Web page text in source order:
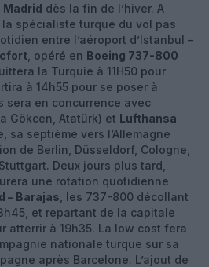
Madrid dès la fin de l’hiver. A
la spécialiste turque du vol pas
entre l’aéroport d’Istanbul –
, opéré en Boeing 737-800
la Turquie à 11H50 pour
à 14h55 pour se poser à
sera en concurrence avec
Gökcen, Atatürk) et Lufthansa
sa septième vers l’Allemagne
de Berlin, Düsseldorf, Cologne,
Deux jours plus tard,
une rotation quotidienne
– Barajas , les 737-800 décollant
et repartant de la capitale
atterrir à 19h35. La low cost fera
nationale turque sur sa
après Barcelone. L’ajout de